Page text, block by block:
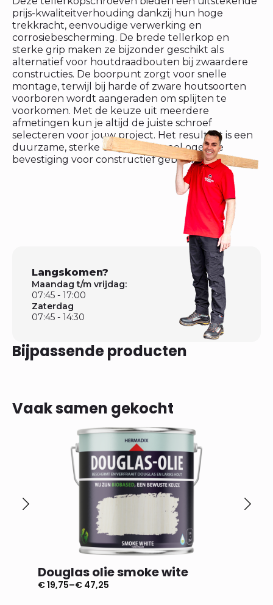
prijs-kwaliteitverhouding dankzij hun hoge
trekkracht, eenvoudige verwerking en
corrosiebescherming. De brede tellerkop en
sterke grip maken ze bijzonder geschikt als
alternatief voor houtdraadbouten bij zwaardere
constructies. De boorpunt zorgt voor snelle
montage, terwijl bij harde of zware houtsoorten
voorboren wordt aangeraden om splijten te
voorkomen. Met de keuze uit meerdere
afmetingen kun je altijd de juiste schroef
selecteren voor jouw project. Het resultaat is een
duurzame, sterke en professioneel ogende
bevestiging voor constructief gebruik.
Langskomen?
Maandag t/m vrijdag:
07:45 - 17:00
Zaterdag
07:45 - 14:30
Bijpassende producten
Vaak samen gekocht
Douglas olie smoke wite
€19,75–€ 47,25
Prijsklasse: